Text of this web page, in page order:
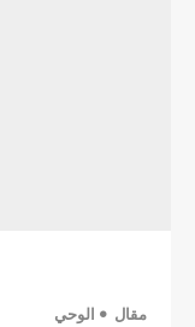
مقال الوحي